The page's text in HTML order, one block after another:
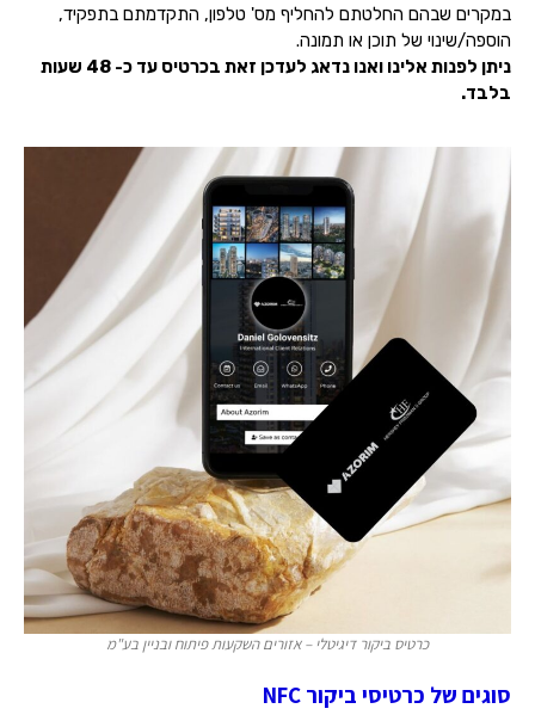
במקרים שבהם החלטתם להחליף מס' טלפון, התקדמתם בתפקיד,
הוספה/שינוי של תוכן או תמונה.
ניתן לפנות אלינו ואנו נדאג לעדכן זאת בכרטיס עד כ- 48 שעות
בלבד.
כרטיס ביקור דיגיטלי – אזורים השקעות פיתוח ובניין בע"מ
סוגים של כרטיסי ביקור NFC